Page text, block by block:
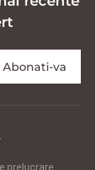
prelucrare